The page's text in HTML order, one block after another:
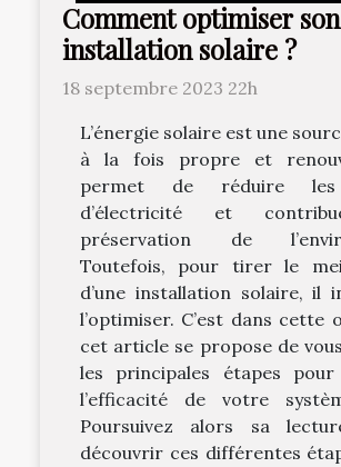
Comment optimiser son
installation solaire ?
18 septembre 2023 22h
L’énergie solaire est une
à la fois propre et
permet de réduire les
d’électricité et
préservation de
Toutefois, pour tirer le
d’une installation solaire, il
l’optimiser. C’est dans cette
cet article se propose de
les principales étapes pour
l’efficacité de votre
Poursuivez alors sa
découvrir ces différentes